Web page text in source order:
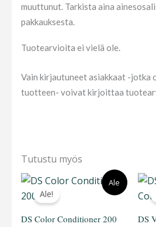
muuttunut. Tarkista aina
pakkauksesta.
Tuotearvioita ei vielä ole.
Vain kirjautuneet asiakkaat -jotka
tuotteen- voivat kirjoittaa
Tutustu myös
Ale
Ale!
DS Color Conditioner 200
Alkuperäinen
hinta
oli:
22,50 €.
Nykyinen
hinta
DS